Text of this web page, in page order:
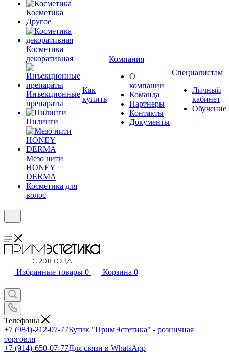
Косметика
Другое
Косметика
декоративная
Инъекционные
препараты
Пилинги
Мезо нити
HONEY
DERMA
Косметика для
волос
Как
купить
Компания
О
компании
Команда
Партнеры
Контакты
Документы
Специалистам
Личный
кабинет
Обучение
Избранные товары 0 Корзина 0
Телефоны
+7 (984)-212-07-77Бутик "ПримЭстетика" - розничная
торговля
+7 (914)-650-07-77Для связи в WhatsApp